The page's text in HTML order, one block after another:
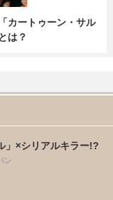
カートゥーン・サル
は？
」×シリアルキラー!?
ン